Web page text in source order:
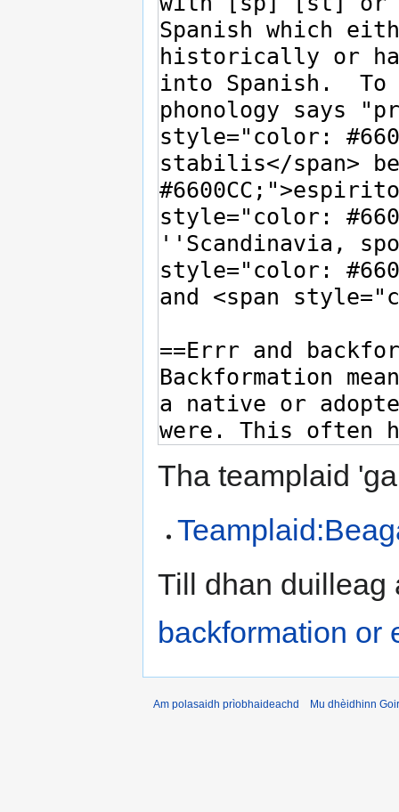
Tha teamplaid
Till dhan
backformation or
Am polasaidh prìobhaideachd Mu dhèidhinn